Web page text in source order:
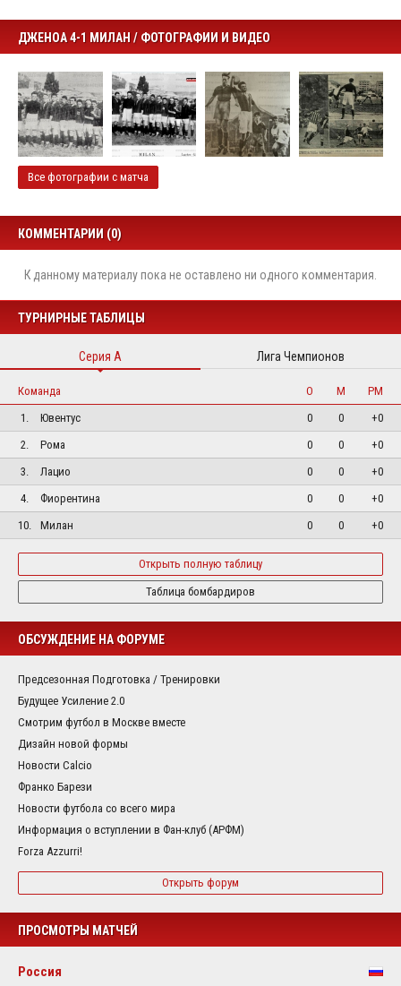
ДЖЕНОА 4-1 МИЛАН / ФОТОГРАФИИ И ВИДЕО
Все фотографии с матча
КОММЕНТАРИИ (0)
К данному материалу пока не оставлено ни одного комментария.
ТУРНИРНЫЕ ТАБЛИЦЫ
Серия А Лига Чемпионов
Команда О М
РМ
1.
Ювентус 0 0
+0
2.
Рома 0 0
+0
3.
Лацио 0 0
+0
4.
Фиорентина 0 0
+0
10.
Милан 0 0 +0
Открыть полную таблицу
Таблица бомбардиров
ОБСУЖДЕНИЕ НА ФОРУМЕ
Предсезонная Подготовка / Тренировки
Будущее Усиление 2.0
Смотрим футбол в Москве вместе
Дизайн новой формы
Новости Calcio
Франко Барези
Новости футбола со всего мира
Информация о вступлении в Фан-клуб (АРФМ)
Forza Azzurri!
Открыть форум
ПРОСМОТРЫ МАТЧЕЙ
Россия